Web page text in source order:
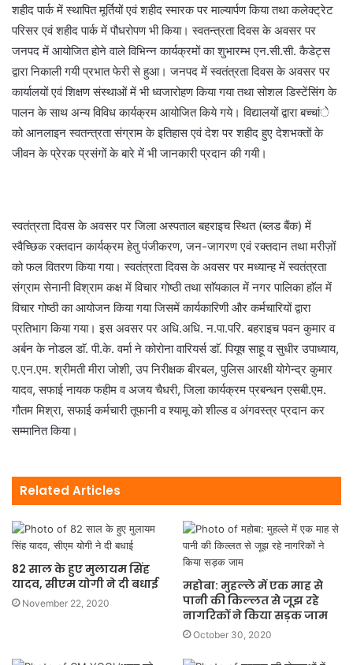
शहीद पार्क में स्थापित मूर्तियों एवं शहीद स्मारक पर माल्यार्पण किया तथा कलेक्ट्रेट
परिसर एवं शहीद पार्क में पौधरोपण भी किया। स्वतन्त्रता दिवस के अवसर पर
जनपद में आयोजित होने वाले विभिन्न कार्यक्रमों का शुभारम्भ एन.सी.सी. कैडेट्स
द्वारा निकाली गयी प्रभात फेरी से हुआ। जनपद में स्वतंत्रता दिवस के अवसर पर
कार्यालयों एवं शिक्षण संस्थाओं में भी ध्वजारोहण किया गया तथा सोशल डिस्टेंसिंग के
पालन के साथ अन्य विविध कार्यक्रम आयोजित किये गये। विद्यालयों द्वारा बच्चांे
को आनलाइन स्वतन्त्रता संग्राम के इतिहास एवं देश पर शहीद हुए देशभक्तों के
जीवन के प्रेरक प्रसंगों के बारे में भी जानकारी प्रदान की गयी।
स्वतंत्रता दिवस के अवसर पर जिला अस्पताल बहराइच स्थित (ब्लड बैंक) में
स्वैच्छिक रक्तदान कार्यक्रम हेतु पंजीकरण, जन-जागरण एवं रक्तदान तथा मरीज़ों
को फल वितरण किया गया। स्वतंत्रता दिवस के अवसर पर मध्यान्ह में स्वतंत्रता
संग्राम सेनानी विश्राम कक्ष में विचार गोष्ठी तथा साॅयकाल में नगर पालिका हाॅल में
विचार गोष्ठी का आयोजन किया गया जिसमें कार्यकारिणी और कर्मचारियों द्वारा
प्रतिभाग किया गया। इस अवसर पर अधि.अधि. न.पा.परि. बहराइच पवन कुमार व
अर्बन के नोडल डाॅ. पी.के. वर्मा ने कोरोना वारियर्स डाॅ. पियूष साहू व सुधीर उपाध्याय,
ए.एन.एम. श्रीमती मीरा जोशी, उप निरीक्षक बीरबल, पुलिस आरक्षी योगेन्द्र कुमार
यादव, सफाई नायक फहीम व अजय चैधरी, जिला कार्यक्रम प्रबन्धन एसबी.एम.
गौतम मिश्रा, सफाई कर्मचारी तूफानी व श्यामू को शील्ड व अंगवस्त्र प्रदान कर
सम्मानित किया।
Related Articles
82 साल के हुए मुलायम सिंह
यादव, सीएम योगी ने दी बधाई
November 22, 2020
महोबा: मुहल्ले में एक माह से
पानी की किल्लत से जूझ रहे
नागरिकों ने किया सड़क जाम
October 30, 2020